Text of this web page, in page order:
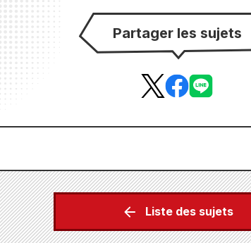
Partager les sujets
Liste des sujets